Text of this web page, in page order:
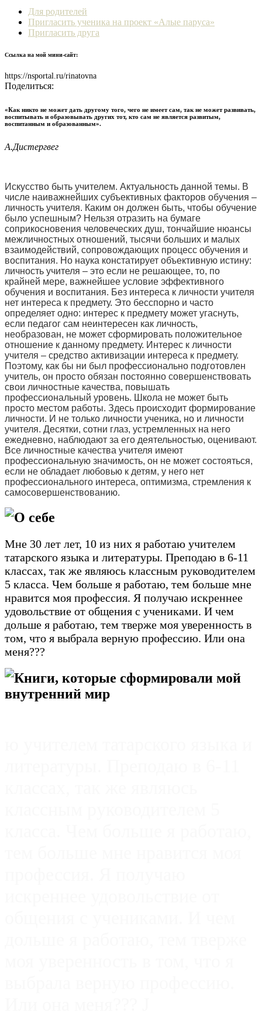
Для родителей
Пригласить ученика на проект «Алые паруса»
Пригласить друга
Ссылка на мой мини-сайт:
https://nsportal.ru/rinatovna
Поделиться:
«Как никто не может дать другому того, чего не имеет сам, так не может развивать,
воспитывать и образовывать других тот, кто сам не является развитым,
воспитанным и образованным».
А.Дистергвег
Искусство быть учителем. Актуальность данной темы. В
числе наиважнейших субъективных факторов обучения –
личность учителя. Каким он должен быть, чтобы обучение
было успешным? Нельзя отразить на бумаге
соприкосновения человеческих душ, тончайшие нюансы
межличностных отношений, тысячи больших и малых
взаимодействий, сопровождающих процесс обучения и
воспитания. Но наука констатирует объективную истину:
личность учителя – это если не решающее, то, по
крайней мере, важнейшее условие эффективного
обучения и воспитания. Без интереса к личности учителя
нет интереса к предмету. Это бесспорно и часто
определяет одно: интерес к предмету может угаснуть,
если педагог сам неинтересен как личность,
необразован, не может сформировать положительное
отношение к данному предмету. Интерес к личности
учителя – средство активизации интереса к предмету.
Поэтому, как бы ни был профессионально подготовлен
учитель, он просто обязан постоянно совершенствовать
свои личностные качества, повышать
профессиональный уровень. Школа не может быть
просто местом работы. Здесь происходит формирование
личности. И не только личности ученика, но и личности
учителя. Десятки, сотни глаз, устремленных на него
ежедневно, наблюдают за его деятельностью, оценивают.
Все личностные качества учителя имеют
профессиональную значимость, он не может состояться,
если не обладает любовью к детям, у него нет
профессионального интереса, оптимизма, стремления к
самосовершенствованию.
О себе
Мне 30 лет лет, 10 из них я работаю учителем
татарского языка и литературы. Преподаю в 6-11
классах, так же являюсь классным руководителем
5 класса. Чем больше я работаю, тем больше мне
нравится моя профессия. Я получаю искреннее
удовольствие от общения с учениками. И чем
дольше я работаю, тем тверже моя уверенность в
том, что я выбрала верную профессию. Или она
меня???
Книги, которые сформировали мой
внутренний мир